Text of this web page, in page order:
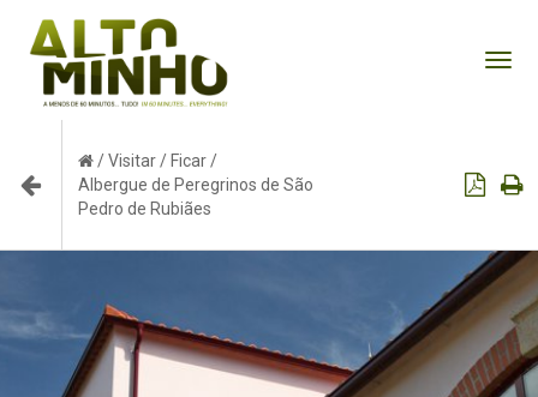
/Visitar/ Ficar/
Albergue de Peregrinos de São
Pedro de Rubiães